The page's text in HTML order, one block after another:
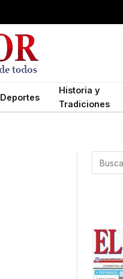
Deportes
Historia y
Tradiciones